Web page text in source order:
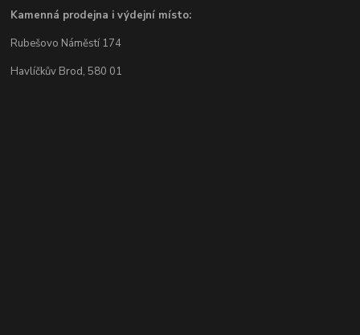
Kamenná prodejna i výdejní místo:
Rubešovo Náměstí 174
Havlíčkův Brod, 580 01